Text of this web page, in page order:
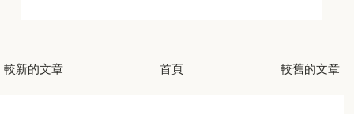
較新的文章 較舊的文章
首頁